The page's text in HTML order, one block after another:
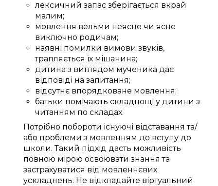
лексичний запас зберігається вкрай
малим;
мовлення вельми неясне чи ясне
виключно родичам;
наявні помилки вимови звуків,
трапляється їх мішанина;
дитина з виглядом мученика дає
відповіді на запитання;
відсутнє впорядковане мовлення;
батьки помічають складнощі у дитини з
читанням по складах.
Потрібно побороти існуючі відставання та/
або проблеми з мовленням до вступу до
школи.Такий підхід дасть можливість
повною мірою освоювати знання та
застрахуватися від мовленнєвих
ускладнень. Не відкладайте віртуальний